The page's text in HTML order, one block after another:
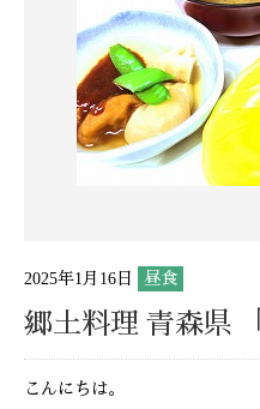
2025年1月16日 昼食
郷土料理 青森県
こんにちは。